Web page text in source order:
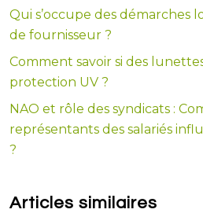
Qui s’occupe des démarches
de fournisseur ?
Comment savoir si des
protection UV ?
NAO et rôle des syndicats :
représentants des salariés
?
Articles similaires